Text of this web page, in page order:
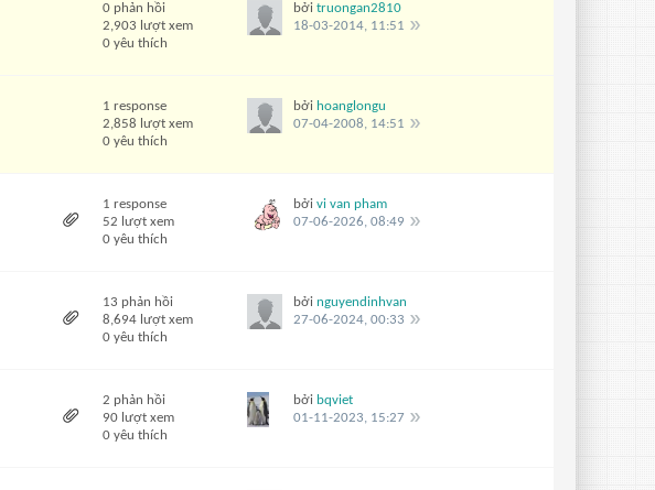
0 phản hồi
2,903 lượt xem
0 yêu thích
bởi truongan2810
18-03-2014, 11:51
1 response
2,858 lượt xem
0 yêu thích
bởi hoanglongu
07-04-2008, 14:51
1 response
52 lượt xem
0 yêu thích
bởi vi van pham
07-06-2026, 08:49
13 phản hồi
8,694 lượt xem
0 yêu thích
bởi nguyendinhvan
27-06-2024, 00:33
2 phản hồi
90 lượt xem
0 yêu thích
bởi bqviet
01-11-2023, 15:27